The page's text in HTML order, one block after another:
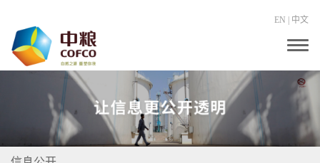
EN 中文
T
g
g
v